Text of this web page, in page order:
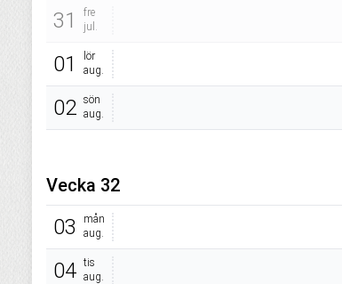
31
fre
jul.
01
lör
aug.
02 sön
aug.
Vecka 32
03
mån
aug.
04 tis
aug.